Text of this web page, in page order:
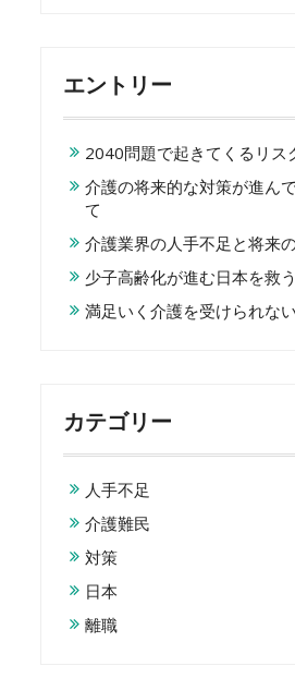
エントリー
2040問題で起きてくるリス
介護の将来的な対策が進ん
て
介護業界の人手不足と将来
少子高齢化が進む日本を救
満足いく介護を受けられな
カテゴリー
人手不足
介護難民
対策
日本
離職